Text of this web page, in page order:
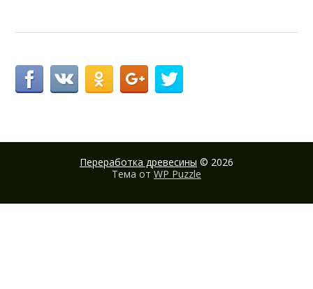
Переработка древесины © 2026
Тема от WP Puzzle